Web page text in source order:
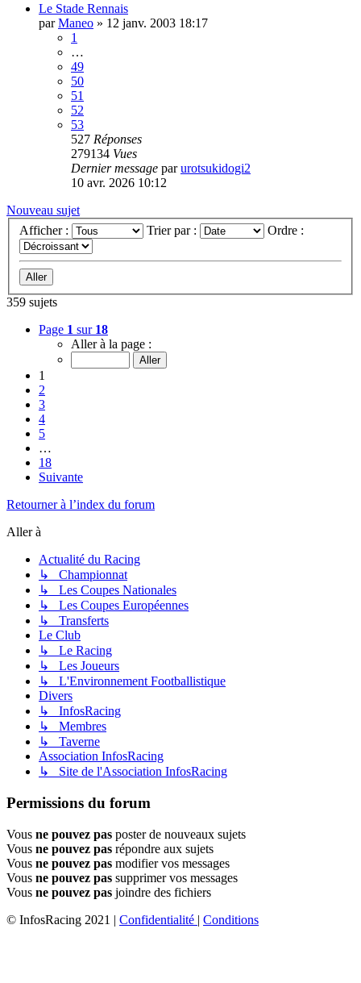
Le Stade Rennais
parManeo » 12 janv. 2003 18:17
1
…
49
50
51
52
53
527 Réponses
279134 Vues
Dernier message parurotsukidogi2
10 avr. 2026 10:12
Nouveau sujet
Afficher :
Trier par : Ordre :
359 sujets
Page 1 sur 18
Aller à la page :
1
2
3
4
5
…
18
Suivante
Retourner à l’index du forum
Aller à
Actualité du Racing
↳ Championnat
↳ Les Coupes Nationales
↳ Les Coupes Européennes
↳ Transferts
Le Club
↳ Le Racing
↳ Les Joueurs
↳ L'Environnement Footballistique
Divers
↳ InfosRacing
↳ Membres
↳ Taverne
Association InfosRacing
↳ Site de l'Association InfosRacing
Permissions du forum
Vous ne pouvez pas poster de nouveaux sujets
Vous ne pouvez pas répondre aux sujets
Vous ne pouvez pas modifier vos messages
Vous ne pouvez pas supprimer vos messages
Vous ne pouvez pas joindre des fichiers
© InfosRacing 2021 | Confidentialité | Conditions